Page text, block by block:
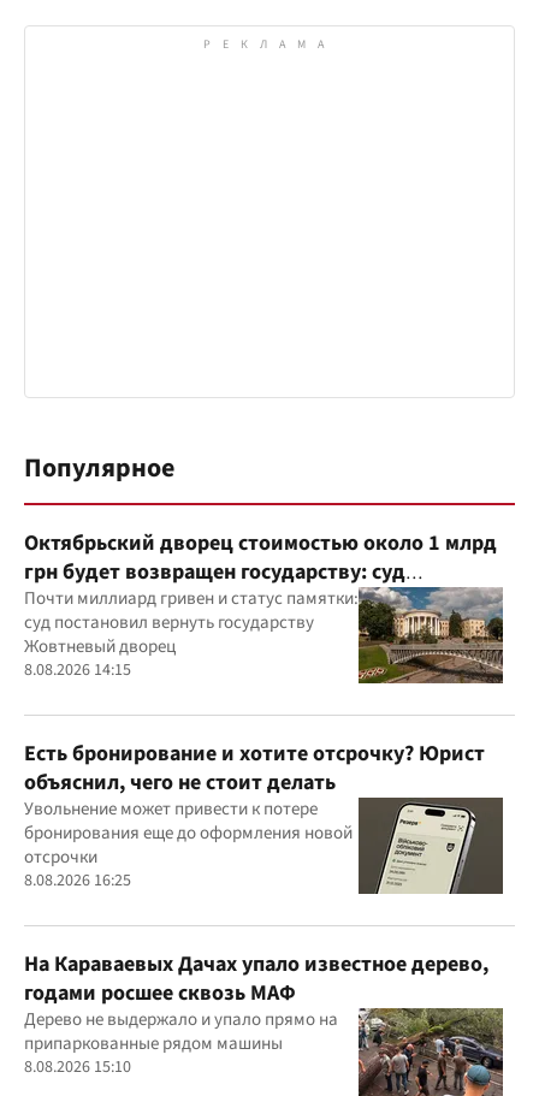
Популярное
Октябрьский дворец стоимостью около 1 млрд
грн будет возвращен государству: суд
удовлетворил иск прокуратуры
Почти миллиард гривен и статус памятки:
суд постановил вернуть государству
Жовтневый дворец
8.08.2026 14:15
Есть бронирование и хотите отсрочку? Юрист
объяснил, чего не стоит делать
Увольнение может привести к потере
бронирования еще до оформления новой
отсрочки
8.08.2026 16:25
На Караваевых Дачах упало известное дерево,
годами росшее сквозь МАФ
Дерево не выдержало и упало прямо на
припаркованные рядом машины
8.08.2026 15:10